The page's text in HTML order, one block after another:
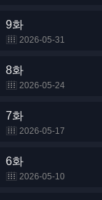
9화
2026-05-31
8화
2026-05-24
7화
2026-05-17
6화
2026-05-10